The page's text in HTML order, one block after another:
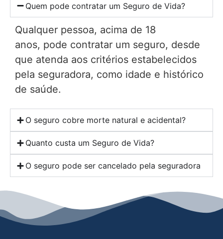
Quem pode contratar um Seguro de Vida?
Qualquer pessoa, acima de 18
anos, pode contratar um seguro, desde
que atenda aos critérios estabelecidos
pela seguradora, como idade e histórico
de saúde.
O seguro cobre morte natural e acidental?
Quanto custa um Seguro de Vida?
O seguro pode ser cancelado pela seguradora